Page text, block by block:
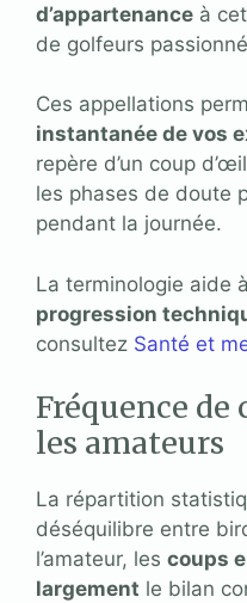
d’appartenance à
de golfeurs
Ces appellations
instantanée de vos
repère d’un coup
les phases de doute
pendant la journée.
La terminologie aide à
progression
consultez Santé et
Fréquence de
les amateurs
La répartition
déséquilibre entre
l’amateur, les coups
largement le bilan